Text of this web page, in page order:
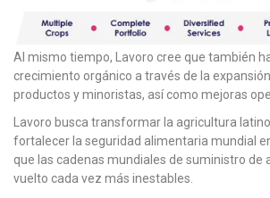
Al mismo tiempo, Lavoro cree que también
crecimiento orgánico a través de la
productos y minoristas, así como mejoras
Lavoro busca transformar la agricultura
fortalecer la seguridad alimentaria mundial
que las cadenas mundiales de suministro de
vuelto cada vez más inestables.